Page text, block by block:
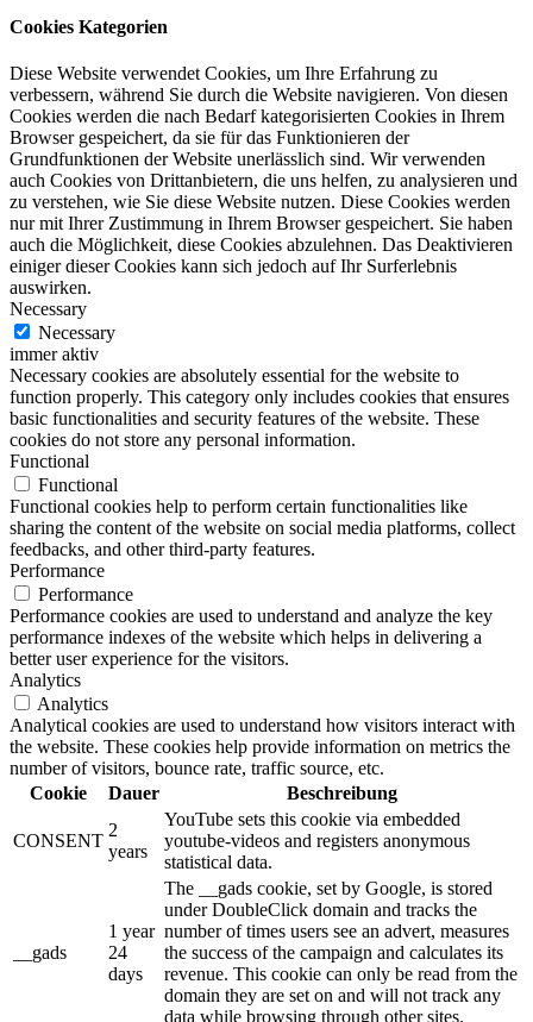
Cookies Kategorien
Diese Website verwendet Cookies, um Ihre Erfahrung zu
verbessern, während Sie durch die Website navigieren. Von diesen
Cookies werden die nach Bedarf kategorisierten Cookies in Ihrem
Browser gespeichert, da sie für das Funktionieren der
Grundfunktionen der Website unerlässlich sind. Wir verwenden
auch Cookies von Drittanbietern, die uns helfen, zu analysieren und
zu verstehen, wie Sie diese Website nutzen. Diese Cookies werden
nur mit Ihrer Zustimmung in Ihrem Browser gespeichert. Sie haben
auch die Möglichkeit, diese Cookies abzulehnen. Das Deaktivieren
einiger dieser Cookies kann sich jedoch auf Ihr Surferlebnis
auswirken.
Necessary
Necessary
immer aktiv
Necessary cookies are absolutely essential for the website to
function properly. This category only includes cookies that ensures
basic functionalities and security features of the website. These
cookies do not store any personal information.
Functional
Functional
Functional cookies help to perform certain functionalities like
sharing the content of the website on social media platforms, collect
feedbacks, and other third-party features.
Performance
Performance
Performance cookies are used to understand and analyze the key
performance indexes of the website which helps in delivering a
better user experience for the visitors.
Analytics
Analytics
Analytical cookies are used to understand how visitors interact with
the website. These cookies help provide information on metrics the
number of visitors, bounce rate, traffic source, etc.
Cookie
Dauer Beschreibung
CONSENT
2
years
YouTube sets this cookie via embedded
youtube-videos and registers anonymous
statistical data.
__gads
1 year
24
days
The __gads cookie, set by Google, is stored
under DoubleClick domain and tracks the
number of times users see an advert, measures
the success of the campaign and calculates its
revenue. This cookie can only be read from the
domain they are set on and will not track any
data while browsing through other sites.